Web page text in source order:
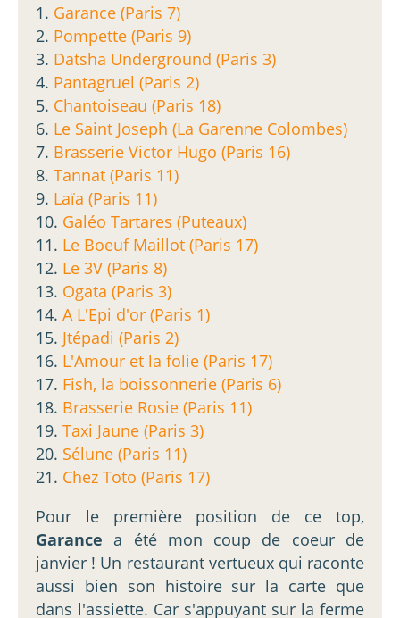
1. Garance (Paris 7)
2. Pompette (Paris 9)
3. Datsha Underground (Paris 3)
4. Pantagruel (Paris 2)
5. Chantoiseau (Paris 18)
6. Le Saint Joseph (La Garenne Colombes)
7. Brasserie Victor Hugo (Paris 16)
8. Tannat (Paris 11)
9. Laïa (Paris 11)
10. Galéo Tartares (Puteaux)
11. Le Boeuf Maillot (Paris 17)
12. Le 3V (Paris 8)
13. Ogata (Paris 3)
14. A L'Epi d'or (Paris 1)
15. Jtépadi (Paris 2)
16. L'Amour et la folie (Paris 17)
17. Fish, la boissonnerie (Paris 6)
18. Brasserie Rosie (Paris 11)
19. Taxi Jaune (Paris 3)
20. Sélune (Paris 11)
21. Chez Toto (Paris 17)
Pour le première position de ce top,
Garance a été mon coup de coeur de
janvier ! Un restaurant vertueux qui raconte
aussi bien son histoire sur la carte que
dans l'assiette. Car s'appuyant sur la ferme